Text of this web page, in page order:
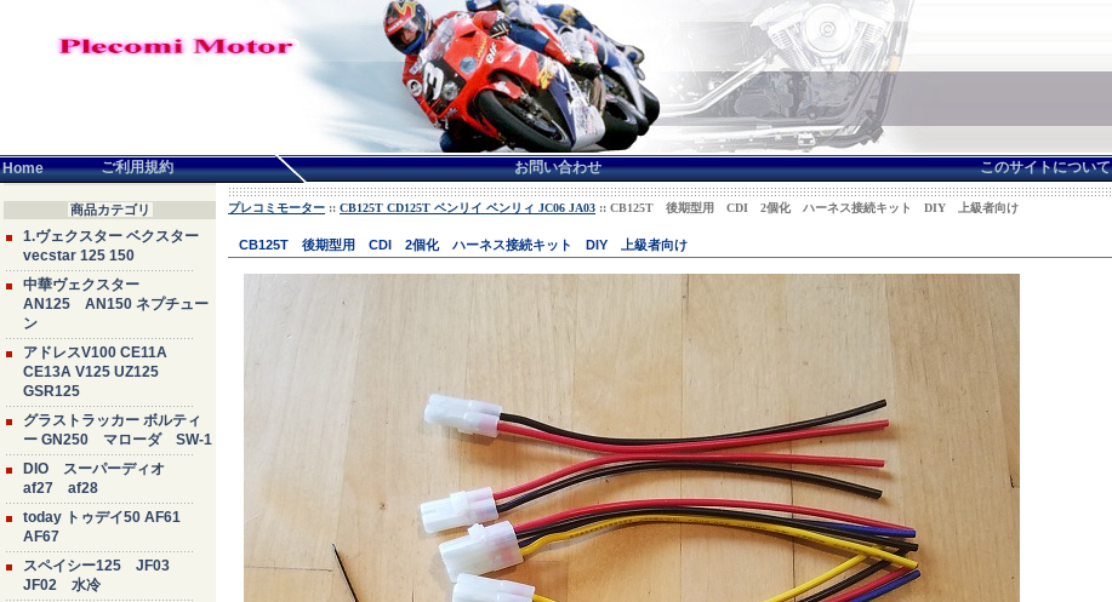
Home ご利用規約 お問い合わせ このサイトについて
商品カテゴリ
1.ヴェクスター ベクスター
vecstar 125 150
中華ヴェクスター
AN125 AN150 ネプチュー
ン
アドレスV100 CE11A
CE13A V125 UZ125
GSR125
グラストラッカー ボルティ
ー GN250 マローダ SW-1
DIO スーパーディオ
af27 af28
today トゥデイ50 AF61
AF67
スペイシー125 JF03
JF02 水冷
プレコミモーター :: CB125T CD125T ベンリイ ベンリィ JC06 JA03 :: CB125T 後期型用 CDI 2個化 ハーネス接続キット DIY 上級者向け
CB125T 後期型用 CDI 2個化 ハーネス接続キット DIY 上級者向け